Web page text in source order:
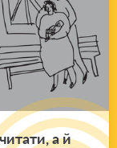
а й